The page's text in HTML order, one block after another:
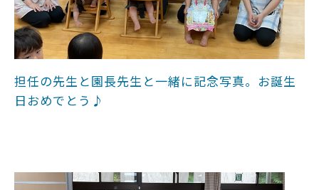
担任の先生と園長先生と一緒に記念写真。お誕生
日おめでとう♪